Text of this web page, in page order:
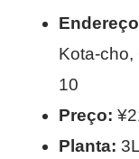
Kota-cho,
10
Preço:
Planta: